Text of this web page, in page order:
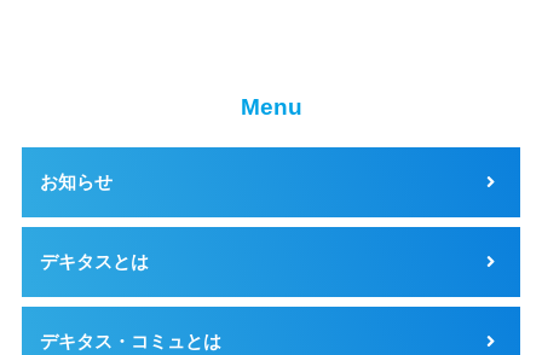
Menu
お知らせ
デキタスとは
デキタス・コミュとは